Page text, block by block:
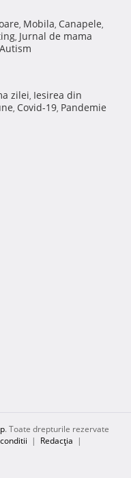
, Mobila, Canapele,
, Jurnal de mama
Autism
zilei, Iesirea din
, Covid-19, Pandemie
. Toate drepturile rezervate
| Redacţia |